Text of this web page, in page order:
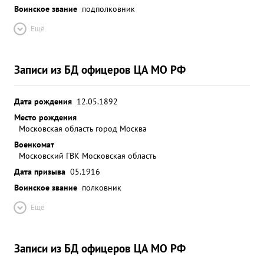
Воинское звание подполковник
Ещё
Записи из БД офицеров ЦА МО РФ
Дата рождения 12.05.1892
Место рождения
Московская область город Москва
Военкомат
Московский ГВК Московская область
Дата призыва 05.1916
Воинское звание полковник
Ещё
Записи из БД офицеров ЦА МО РФ